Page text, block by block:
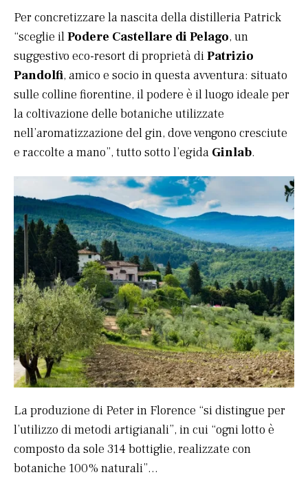
Per concretizzare la nascita della distilleria Patrick
“sceglie ilPodere Castellare di Pelago, un
suggestivo eco-resort di proprietà diPatrizio
Pandolfi, amico e socio in questa avventura: situato
sulle colline fiorentine, il podere è il luogo ideale per
la coltivazione delle botaniche utilizzate
nell’aromatizzazione del gin, dove vengono cresciute
e raccolte a mano”, tutto sotto l’egida Ginlab.
La produzione di Peter in Florence “si distingue per
l’utilizzo di metodi artigianali”, in cui “ogni lotto è
composto da sole 314 bottiglie, realizzate con
botaniche 100% naturali”…